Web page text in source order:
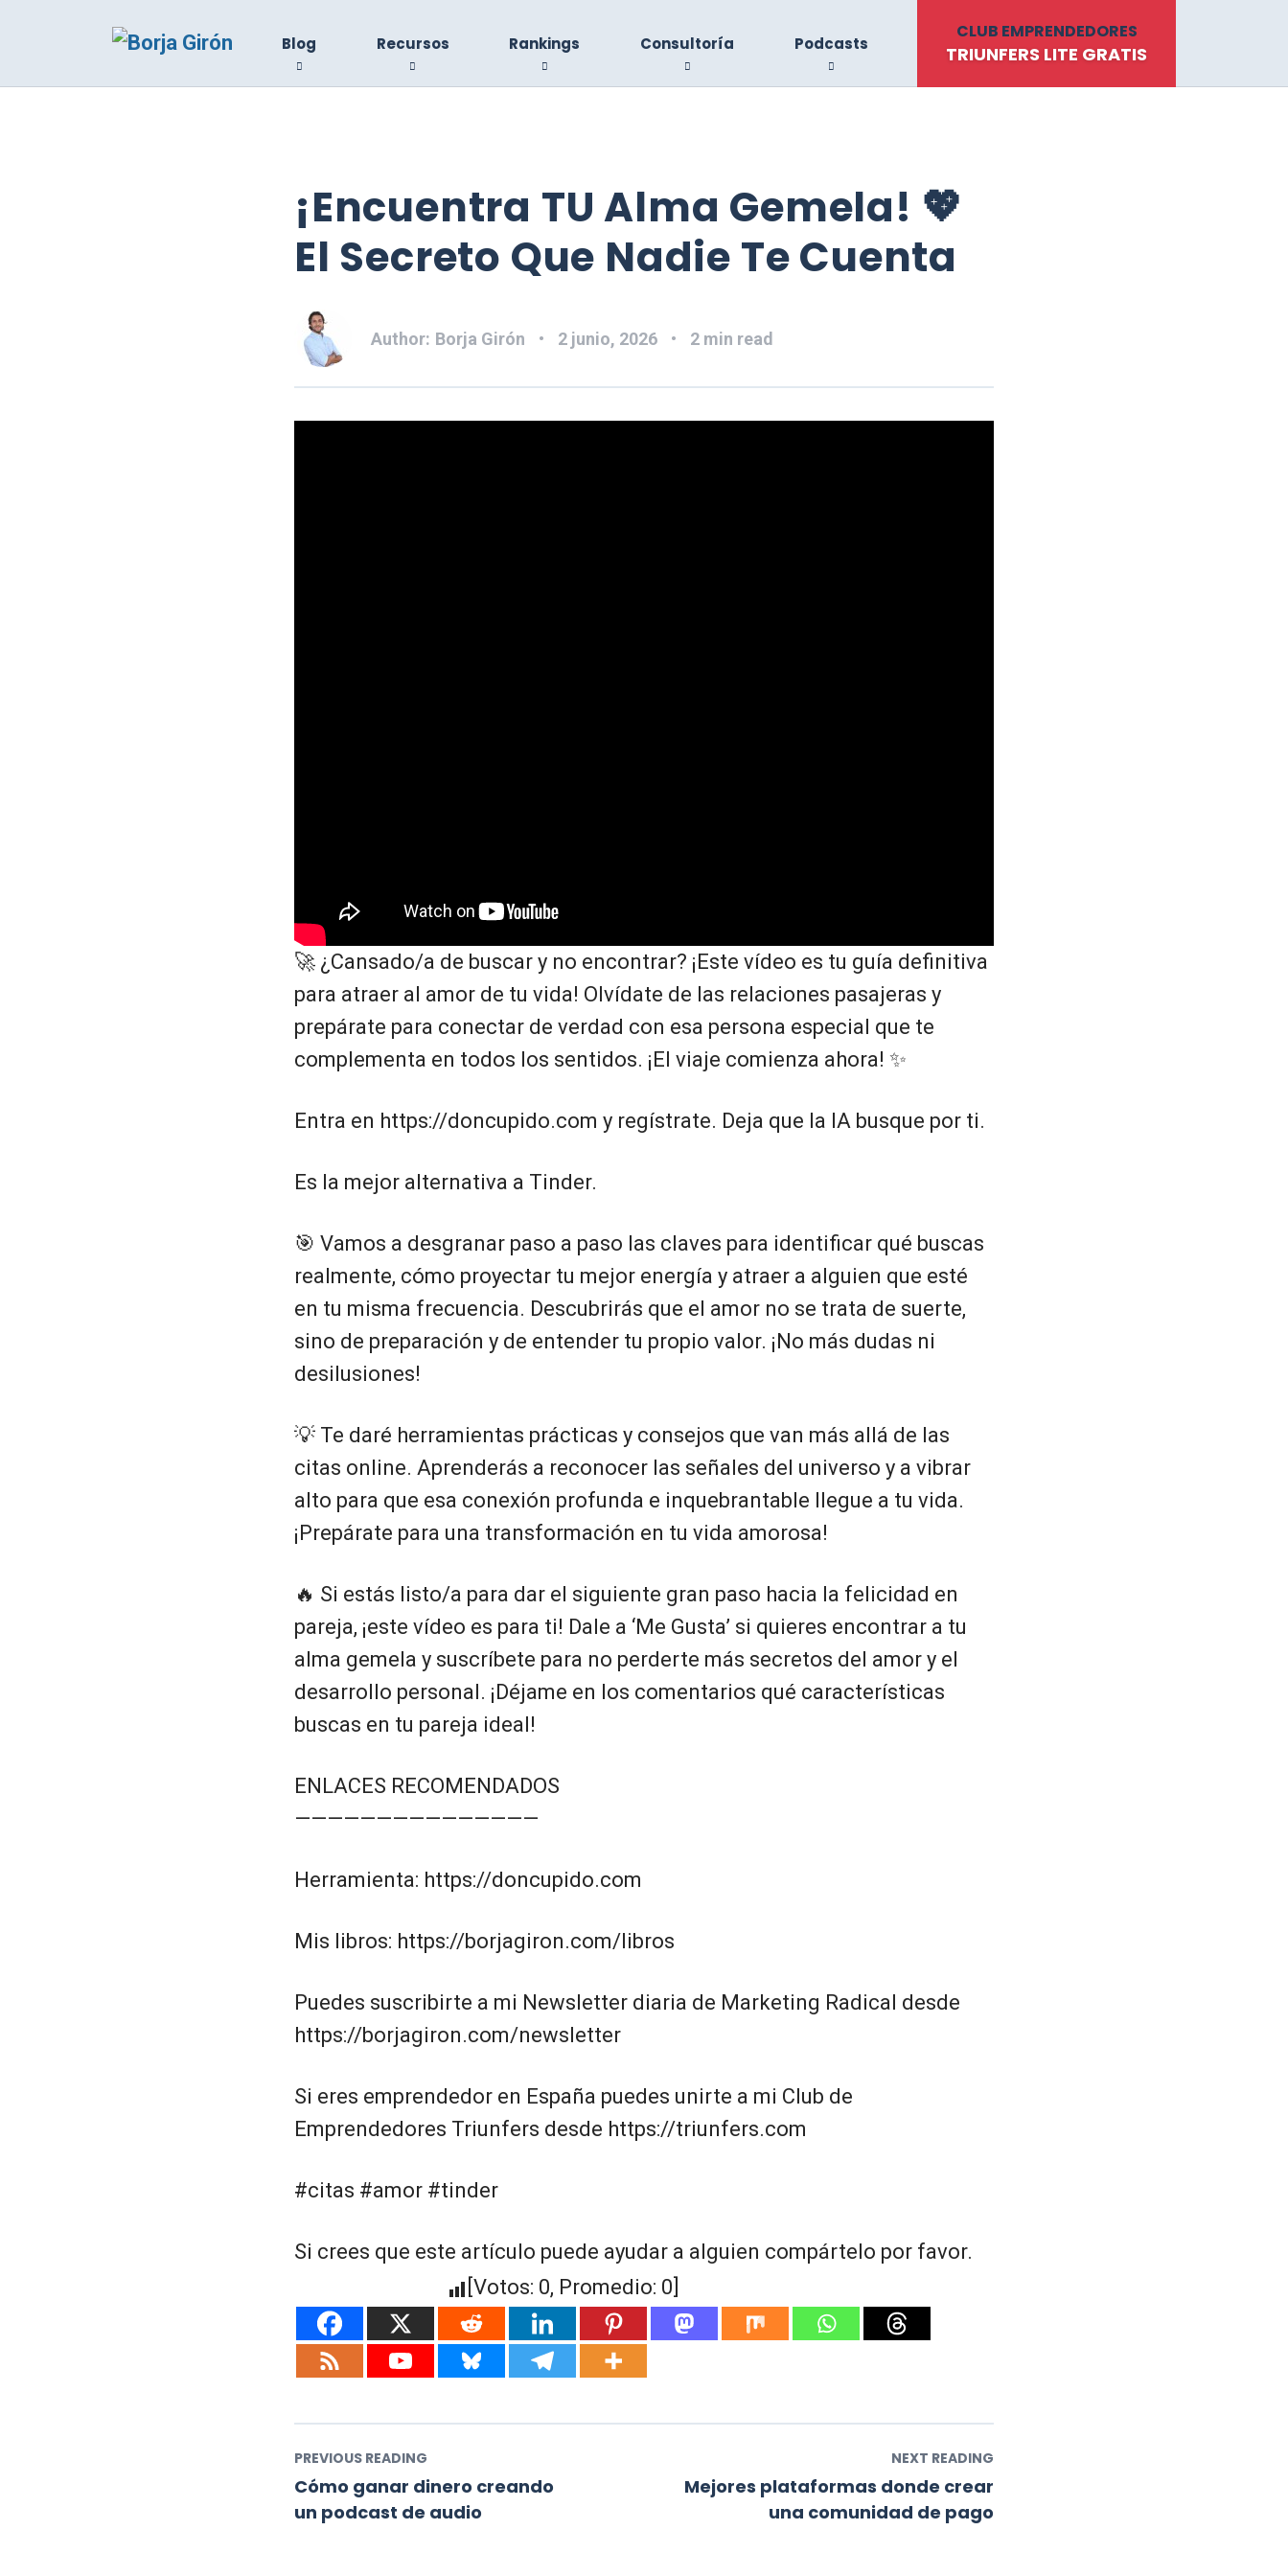
Blog Recursos Rankings Consultoría Podcasts
CLUB EMPRENDEDORES
TRIUNFERS LITE GRATIS
¡Encuentra TU Alma Gemela! 💖
El Secreto Que Nadie Te Cuenta
Author: Borja Girón 2 junio, 2026 2 min read
🚀 ¿Cansado/a de buscar y no encontrar? ¡Este vídeo es tu guía definitiva
para atraer al amor de tu vida! Olvídate de las relaciones pasajeras y
prepárate para conectar de verdad con esa persona especial que te
complementa en todos los sentidos. ¡El viaje comienza ahora! ✨
Entra en https://doncupido.com y regístrate. Deja que la IA busque por ti.
Es la mejor alternativa a Tinder.
🎯 Vamos a desgranar paso a paso las claves para identificar qué buscas
realmente, cómo proyectar tu mejor energía y atraer a alguien que esté
en tu misma frecuencia. Descubrirás que el amor no se trata de suerte,
sino de preparación y de entender tu propio valor. ¡No más dudas ni
desilusiones!
💡 Te daré herramientas prácticas y consejos que van más allá de las
citas online. Aprenderás a reconocer las señales del universo y a vibrar
alto para que esa conexión profunda e inquebrantable llegue a tu vida.
¡Prepárate para una transformación en tu vida amorosa!
🔥 Si estás listo/a para dar el siguiente gran paso hacia la felicidad en
pareja, ¡este vídeo es para ti! Dale a ‘Me Gusta’ si quieres encontrar a tu
alma gemela y suscríbete para no perderte más secretos del amor y el
desarrollo personal. ¡Déjame en los comentarios qué características
buscas en tu pareja ideal!
ENLACES RECOMENDADOS
———————————————
Herramienta: https://doncupido.com
Mis libros: https://borjagiron.com/libros
Puedes suscribirte a mi Newsletter diaria de Marketing Radical desde
https://borjagiron.com/newsletter
Si eres emprendedor en España puedes unirte a mi Club de
Emprendedores Triunfers desde https://triunfers.com
#citas #amor #tinder
Si crees que este artículo puede ayudar a alguien compártelo por favor.
[Votos: 0, Promedio: 0
PREVIOUS READING
Cómo ganar dinero creando
un podcast de audio
NEXT READING
Mejores plataformas donde crear
una comunidad de pago